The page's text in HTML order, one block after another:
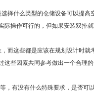
什么类型的仓储设备可以提高
操作可行的，但如果安装双排
这些都是应该在规划设计时就
些因素共同参考做出一个合理的
有没有什么特殊要求，是否可